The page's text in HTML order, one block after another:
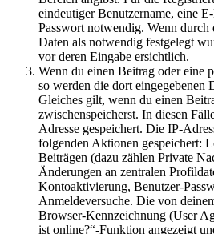
eindeutiger Benutzername, eine
Passwort notwendig. Wenn durch
Daten als notwendig festgelegt
vor deren Eingabe ersichtlich.
Wenn du einen Beitrag oder eine
so werden die dort eingegebenen
Gleiches gilt, wenn du einen
zwischenspeicherst. In diesen
Adresse gespeichert. Die IP-
folgenden Aktionen gespeichert:
Beiträgen (dazu zählen Private
Änderungen an zentralen
Kontoaktivierung, Benutzer-
Anmeldeversuche. Die von
Browser-Kennzeichnung (User
ist online?“-Funktion angezeigt